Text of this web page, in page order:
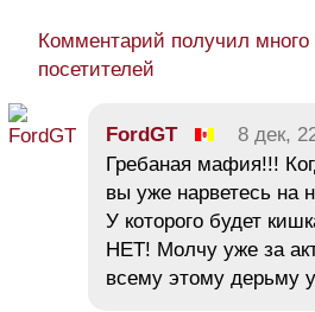
Комментарий получил много
посетителей
FordGT 8 дек,
Гребаная мафия!!!
вы уже нарветесь на
У которого будет
НЕТ! Молчу уже за
всему этому дерьму